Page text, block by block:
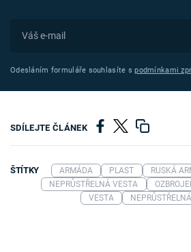
Odesláním formuláře souhlasíte spodmínkami
SDÍLEJTE ČLÁNEK
ŠTÍTKY ARMÁDA PLAST RUSKÁ
NEPRŮSTŘELNÁ VESTA
VESTA